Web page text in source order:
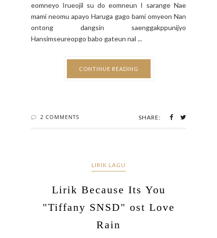
eomneyo Irueojil su do eomneun I sarange Nae
mami neomu apayo Haruga gago bami omyeon Nan
ontong dangsin saenggakppunijyo
Hansimseureopgo babo gateun nal ...
CONTINUE READING
2 COMMENTS SHARE:
LIRIK LAGU
Lirik Because Its You
"Tiffany SNSD" ost Love
Rain